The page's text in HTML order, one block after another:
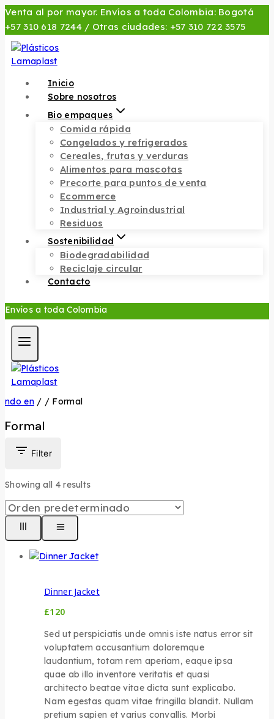
Skip
to
content
Venta al por mayor. Envíos a toda Colombia: Bogotá
+57 310 618 7244/ Otras ciudades: +57 310 722 3575
Inicio
Sobre nosotros
Bio empaques
Comida rápida
Congelados y refrigerados
Cereales, frutas y verduras
Alimentos para mascotas
Precorte para puntos de venta
Ecommerce
Industrial y Agroindustrial
Residuos
Sostenibilidad
Biodegradabilidad
Reciclaje circular
Contacto
Envíos a toda Colombia
ndo en / / Formal
Formal
Filter
Showing all 4results
Dinner Jacket
£120
Sed ut perspiciatis unde omnis iste natus error sit
voluptatem accusantium doloremque
laudantium, totam rem aperiam, eaque ipsa
quae ab illo inventore veritatis et quasi
architecto beatae vitae dicta sunt explicabo.
Nam egestas quam vitae fringilla blandit. Nullam
pretium sapien et varius convallis. Morbi